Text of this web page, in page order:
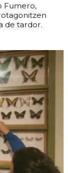
Fumero,
de tardor.